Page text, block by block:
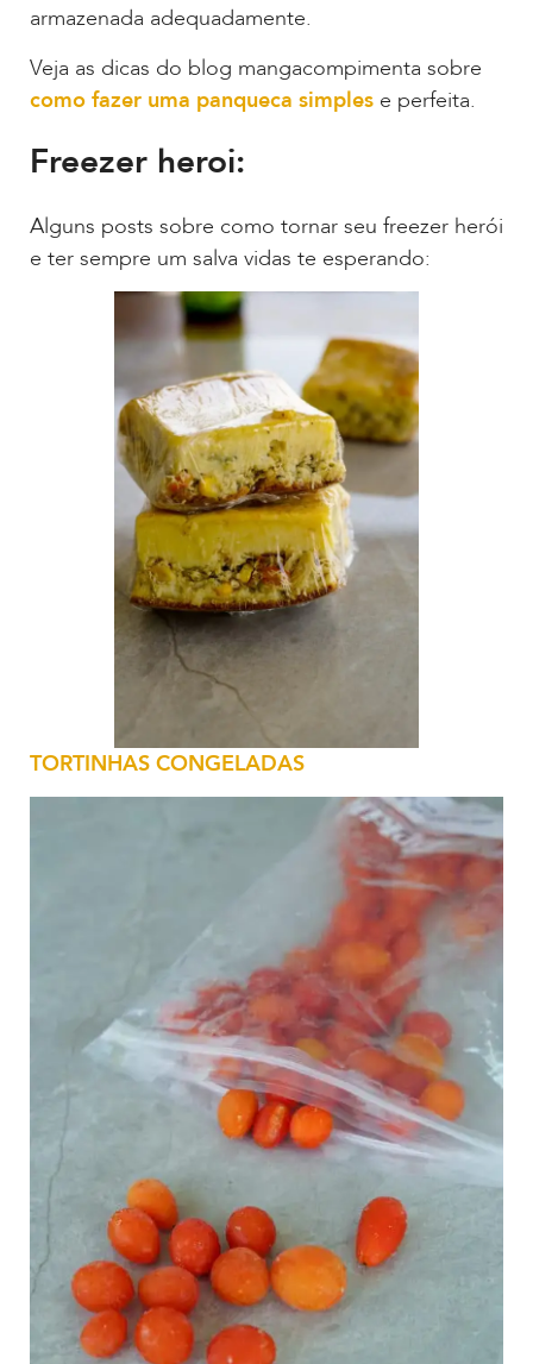
armazenada adequadamente.
Veja as dicas do blog mangacompimenta sobre
como fazer uma panqueca simples e perfeita.
Freezer heroi:
Alguns posts sobre como tornar seu freezer herói
e ter sempre um salva vidas te esperando:
TORTINHAS CONGELADAS